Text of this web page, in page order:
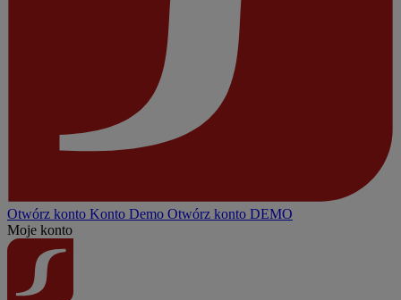
Otwórz konto Konto Demo Otwórz konto DEMO
Moje konto